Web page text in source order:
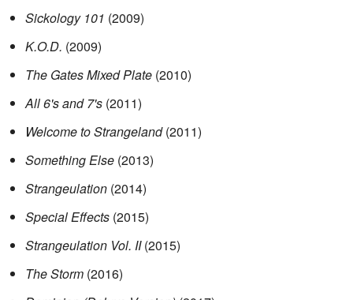
Sickology 101 (2009)
K.O.D. (2009)
The Gates Mixed Plate (2010)
All 6's and 7's (2011)
Welcome to Strangeland(2011)
Something Else (2013)
Strangeulation (2014)
Special Effects (2015)
Strangeulation Vol. II(2015)
The Storm (2016)